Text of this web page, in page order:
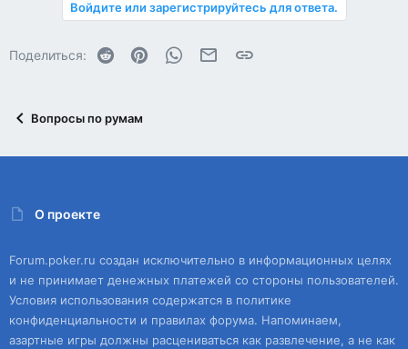
Войдите или зарегистрируйтесь для ответа.
Поделиться: Reddit PinterestWhatsAppЭлектронная почта
Ссылка
Вопросы по румам
О проекте
Forum.poker.ru создан исключительно в информационных целях
и не принимает денежных платежей со стороны пользователей.
Условия использования содержатся в политике
конфиденциальности и правилах форума. Напоминаем,
азартные игры должны расцениваться как развлечение, а не как